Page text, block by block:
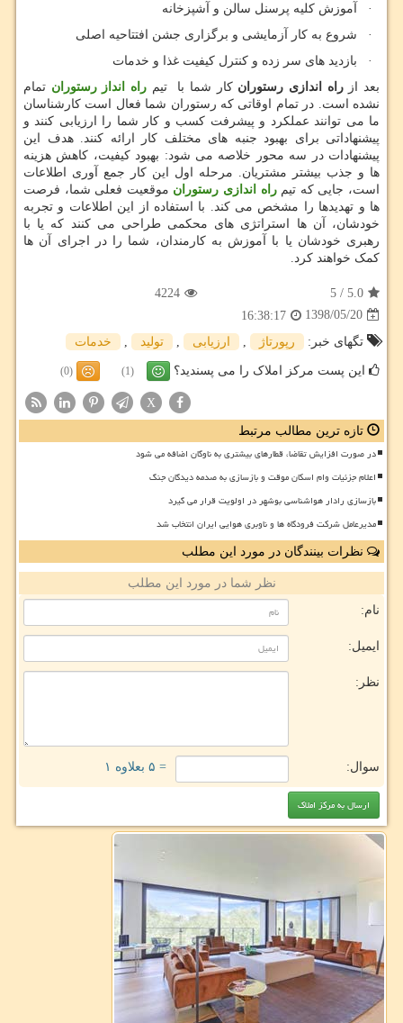
· آموزش کلیه پرسنل سالن و آشپزخانه
· شروع به کار آزمایشی و برگزاری جشن افتتاحیه اصلی
· بازدید های سر زده و کنترل کیفیت غذا و خدمات
بعد ازراه اندازی رستورانکار شما با تیم راه انداز رستوران تمام
نشده است. در تمام اوقاتی که رستوران شما فعال است کارشناسان
ما می توانند عملکرد و پیشرفت کسب و کار شما را ارزیابی کنند و
پیشنهاداتی برای بهبود جنبه های مختلف کار ارائه کنند. هدف این
پیشنهادات در سه محور خلاصه می شود: بهبود کیفیت، کاهش هزینه
ها و جذب بیشتر مشتریان. مرحله اول این کار جمع آوری اطلاعات
است، جایی که تیمراه اندازی رستوران موقعیت فعلی شما، فرصت
ها و تهدیدها را مشخص می کند. با استفاده از این اطلاعات و تجربه
خودشان، آن ها استراتژی های محکمی طراحی می کنند که یا با
رهبری خودشان یا با آموزش به کارمندان، شما را در اجرای آن ها
کمک خواهند کرد.
5.0
/
5
4224
1398/05/20
16:38:17
تگهای خبر:
رپورتاژ ارزیابی تولید خدمات
این پست مرکز املاک را می پسندید؟ (1)
(0)
X
تازه ترین مطالب مرتبط
در صورت افزایش تقاضا، قطارهای بیشتری به ناوگان اضافه می شود
اعلام جزئیات وام اسکان موقت و بازسازی به صدمه دیدگان جنگ
بازسازی رادار هواشناسی بوشهر در اولویت قرار می گیرد
مدیرعامل شرکت فرودگاه ها و ناوبری هوایی ایران انتخاب شد
نظرات بینندگان در مورد این مطلب
نظر شما در مورد این مطلب
نام:
ایمیل:
نظر:
سوال: = ۵ بعلاوه ۱